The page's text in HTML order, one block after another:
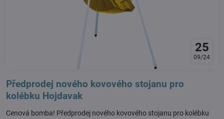
25
09/24
Předprodej nového kovového stojanu pro
kolébku Hojdavak
Cenová bomba! Předprodej nového kovového stojanu pro kolébku